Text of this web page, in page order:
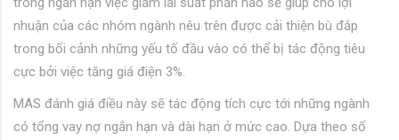
nhuận của các nhóm ngành nêu trên được cải thiện bù đắp
trong bối cảnh những yếu tố đầu vào có thể bị tác động tiêu
cực bởi việc tăng giá điện 3%.
MAS đánh giá điều này sẽ tác động tích cực tới những ngành
có tổng vay nợ ngắn hạn và dài hạn ở mức cao. Dựa theo số